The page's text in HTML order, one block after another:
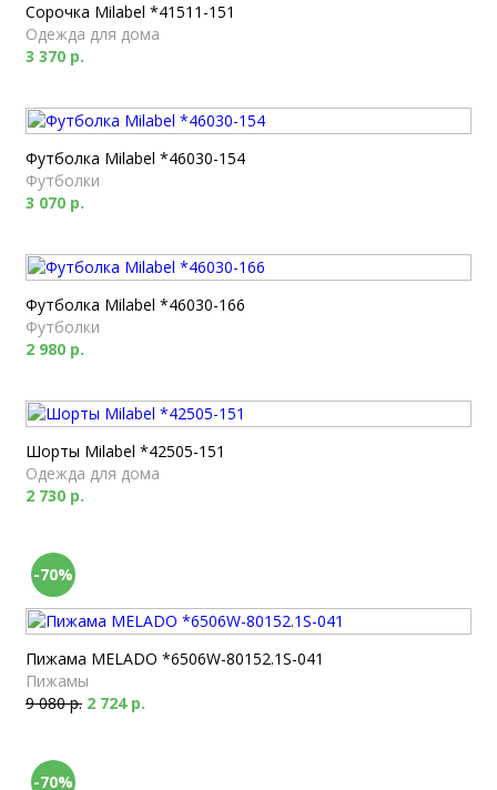
Сорочка Milabel *41511-151
Одежда для дома
3 370 р.
Футболка Milabel *46030-154
Футболки
3 070 р.
Футболка Milabel *46030-166
Футболки
2 980 р.
Шорты Milabel *42505-151
Одежда для дома
2 730 р.
-70%
Пижама MELADO *6506W-80152.1S-041
Пижамы
9 080 р. 2 724 р.
-70%